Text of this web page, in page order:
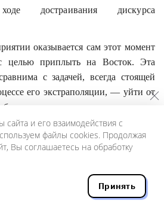
достраивания дискурса
оказывается сам этот момент
целью приплыть на Восток. Эта
с задачей, всегда стоящей
его экстраполяции, — уйти от
в эпизоде и природа
к осмыслению реальности,
способность человеческого
новые идеи (менять дискурс,
этим стоит индивидуальная
и его взаимодействия с
файлы cookies. Продолжая
Вы соглашаетесь на обработку
Принять